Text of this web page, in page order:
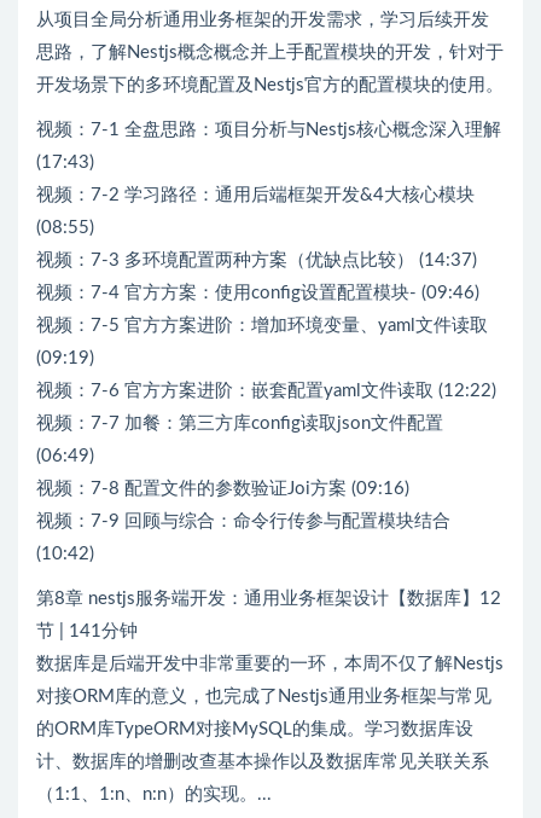
从项目全局分析通用业务框架的开发需求，学习后续开发
思路，了解Nestjs概念概念并上手配置模块的开发，针对于
开发场景下的多环境配置及Nestjs官方的配置模块的使用。
视频：7-1 全盘思路：项目分析与Nestjs核心概念深入理解
(17:43)
视频：7-2 学习路径：通用后端框架开发&4大核心模块
(08:55)
视频：7-3 多环境配置两种方案（优缺点比较） (14:37)
视频：7-4 官方方案：使用config设置配置模块- (09:46)
视频：7-5 官方方案进阶：增加环境变量、yaml文件读取
(09:19)
视频：7-6 官方方案进阶：嵌套配置yaml文件读取 (12:22)
视频：7-7 加餐：第三方库config读取json文件配置
(06:49)
视频：7-8 配置文件的参数验证Joi方案 (09:16)
视频：7-9 回顾与综合：命令行传参与配置模块结合
(10:42)
第8章 nestjs服务端开发：通用业务框架设计【数据库】12
节 | 141分钟
数据库是后端开发中非常重要的一环，本周不仅了解Nestjs
对接ORM库的意义，也完成了Nestjs通用业务框架与常见
的ORM库TypeORM对接MySQL的集成。学习数据库设
计、数据库的增删改查基本操作以及数据库常见关联关系
（1:1、1:n、n:n）的实现。...